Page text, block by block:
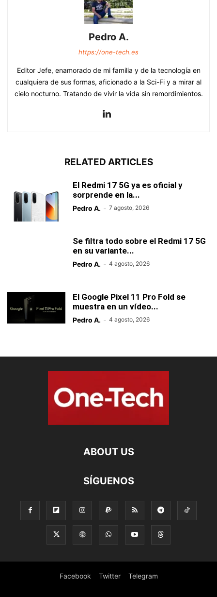
Pedro A.
https://one-tech.es
Editor Jefe, enamorado de mi familia y de la tecnología en
cualquiera de sus formas, aficionado a la Sci-Fi y a mirar al
cielo nocturno. Tratando de vivir la vida sin remordimientos.
RELATED ARTICLES
El Redmi 17 5G ya es oficial y
sorprende en la...
Pedro A. - 7 agosto, 2026
Se filtra todo sobre el Redmi 17 5G
en su variante...
Pedro A. - 4 agosto, 2026
El Google Pixel 11 Pro Fold se
muestra en un vídeo...
Pedro A. - 4 agosto, 2026
ABOUT US
SÍGUENOS
Facebook Twitter Telegram